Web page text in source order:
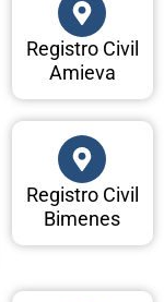
Registro Civil
Amieva
Registro Civil
Bimenes